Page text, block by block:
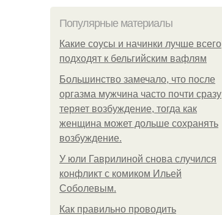
Популярные материалы
Какие соусы и начинки лучше всего
подходят к бельгийским вафлям
Большинство замечало, что после
оргазма мужчина часто почти сразу
теряет возбуждение, тогда как
женщина может дольше сохранять
возбуждение.
У юли Гаврилиной снова случился
конфликт с комиком Ильей
Соболевым.
Как правильно проводить